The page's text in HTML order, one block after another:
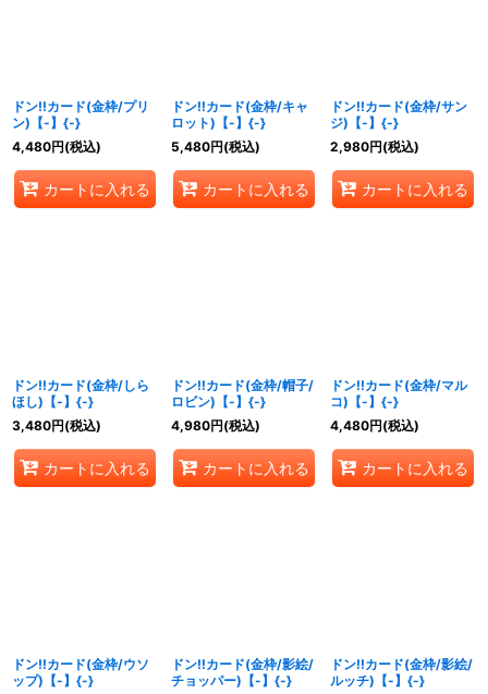
ドン!!カード(金枠/プリ
ン)【-】{-}
4,480円(税込)
カートに入れる
ドン!!カード(金枠/キャ
ロット)【-】{-}
5,480円(税込)
カートに入れる
ドン!!カード(金枠/サン
ジ)【-】{-}
2,980円(税込)
カートに入れる
ドン!!カード(金枠/しら
ほし)【-】{-}
3,480円(税込)
カートに入れる
ドン!!カード(金枠/帽子/
ロビン)【-】{-}
4,980円(税込)
カートに入れる
ドン!!カード(金枠/マル
コ)【-】{-}
4,480円(税込)
カートに入れる
ドン!!カード(金枠/ウソ
ップ)【-】{-}
ドン!!カード(金枠/影絵/
チョッパー)【-】{-}
ドン!!カード(金枠/影絵/
ルッチ)【-】{-}